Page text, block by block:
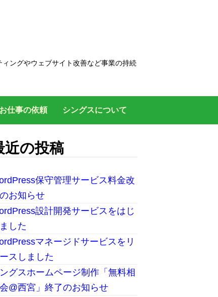
ングやウェブサイト改善など事業の持続
お仕事の依頼 シングスについて
近の投稿
保守管理サービス料金改
お知らせ
設計開発サービスをはじ
した
マネージドサービスをリ
スしました
グスホームページ制作「無料相
@西宮」終了のお知らせ